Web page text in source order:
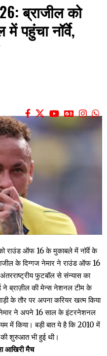
ब्राजील को
में पहुंचा नॉर्वे,
राउंड ऑफ 16 के मुकाबले में नॉर्वे के
के दिग्गज नेमार ने राउंड ऑफ 16
फुटबॉल से संन्यास का
ने ब्राज़ील की मेन्स नेशनल टीम के
के तौर पर अपना करियर खत्म किया
ने अपने 16 साल के इंटरनेशनल
में किया। बड़ी बात ये है कि 2010 में
शुरुआत भी हुई थी।
आखिरी मैच